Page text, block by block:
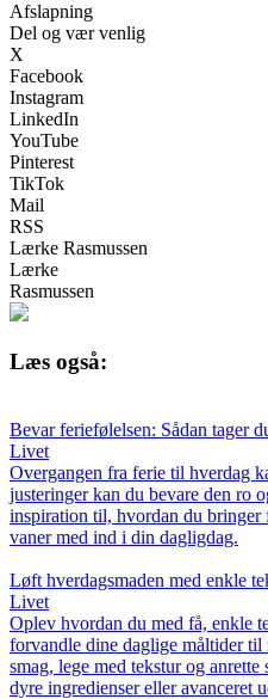
Afslapning
Del og vær venlig
X
Facebook
Instagram
LinkedIn
YouTube
Pinterest
TikTok
Mail
RSS
Lærke Rasmussen
Lærke
Rasmussen
Læs også:
Bevar feriefølelsen: Sådan tager
Livet
Overgangen fra ferie til hverdag
justeringer kan du bevare den ro
inspiration til, hvordan du
vaner med ind i din dagligdag.
Løft hverdagsmaden med enkle
Livet
Oplev hvordan du med få, enkle
forvandle dine daglige måltider
smag, lege med tekstur og
dyre ingredienser eller avanceret